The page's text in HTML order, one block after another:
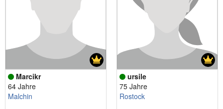
Marcikr
64 Jahre
Malchin
ursile
75 Jahre
Rostock